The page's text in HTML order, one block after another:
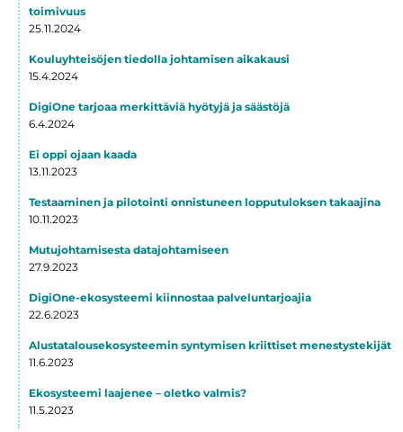
toimivuus
25.11.2024
Kouluyhteisöjen tiedolla johtamisen aikakausi
15.4.2024
DigiOne tarjoaa merkittäviä hyötyjä ja säästöjä
6.4.2024
Ei oppi ojaan kaada
13.11.2023
Testaaminen ja pilotointi onnistuneen lopputuloksen takaajina
10.11.2023
Mutujohtamisesta datajohtamiseen
27.9.2023
DigiOne-ekosysteemi kiinnostaa palveluntarjoajia
22.6.2023
Alustatalousekosysteemin syntymisen kriittiset menestystekijät
11.6.2023
Ekosysteemi laajenee – oletko valmis?
11.5.2023